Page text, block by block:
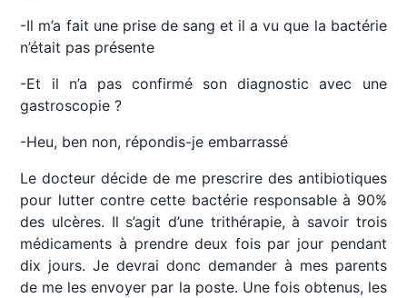
-Il m’a fait une prise de sang et il a vu que la bactérie
n’était pas présente
-Et il n’a pas confirmé son diagnostic avec une
gastroscopie ?
-Heu, ben non, répondis-je embarrassé
Le docteur décide de me prescrire des antibiotiques
pour lutter contre cette bactérie responsable à 90%
des ulcères. Il s’agit d’une trithérapie, à savoir trois
médicaments à prendre deux fois par jour pendant
dix jours. Je devrai donc demander à mes parents
de me les envoyer par la poste. Une fois obtenus, les